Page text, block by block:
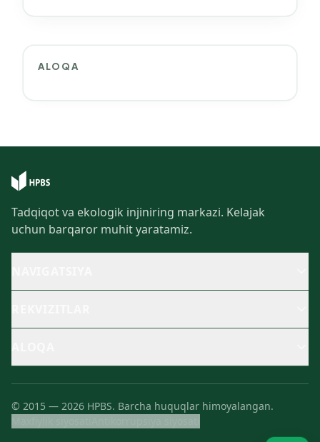
ALOQA
Tadqiqot va ekologik injiniring markazi. Kelajak
uchun barqaror muhit yaratamiz.
© 2015 — 2026 HPBS. Barcha huquqlar himoyalangan.